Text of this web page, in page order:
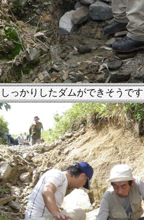
しっかりしたダムができそうです